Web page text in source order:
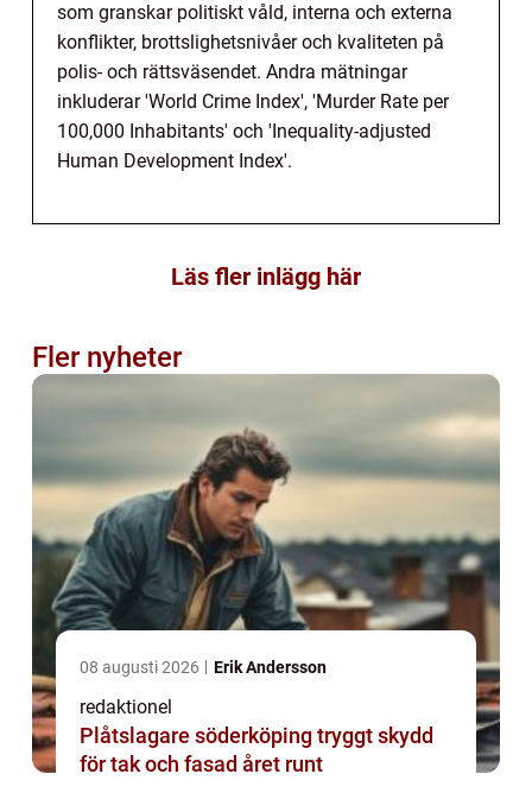
som granskar politiskt våld, interna och externa
konflikter, brottslighetsnivåer och kvaliteten på
polis- och rättsväsendet. Andra mätningar
inkluderar 'World Crime Index', 'Murder Rate per
100,000 Inhabitants' och 'Inequality-adjusted
Human Development Index'.
Läs fler inlägg här
Fler nyheter
08 augusti 2026 Erik Andersson
redaktionel
Plåtslagare söderköping tryggt skydd
för tak och fasad året runt